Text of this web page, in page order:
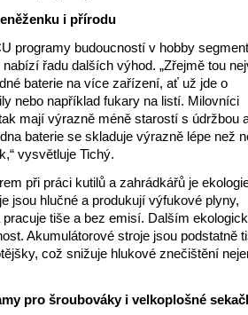
i přírodu
programy budoucností v hobby
řadu dalších výhod. „Zřejmě tou
baterie na více zařízení, ať už jde o
nebo například fukary na listí. Milovníci
mají výrazně méně starostí s údržbou
baterie se skladuje výrazně lépe než
vysvětluje Tichý.
při práci kutilů a zahrádkářů je
jsou hlučné a produkují výfukové plyny,
tiše a bez emisí. Dalším
Akumulátorové stroje jsou podstatně
což snižuje hlukové znečištění
pro šroubováky i velkoplošné